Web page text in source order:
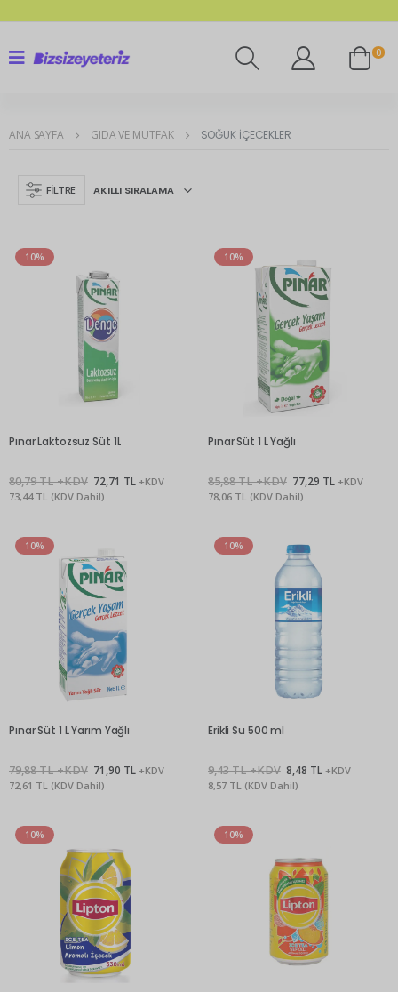
0
ANA SAYFA GIDA VE MUTFAK SOĞUK İÇECEKLER
FILTRE
10%
Pınar Laktozsuz Süt 1L
80,79 TL +KDV 72,71 TL +KDV
73,44 TL (KDV Dahil)
10%
Pınar Süt 1 L Yağlı
85,88 TL +KDV 77,29 TL +KDV
78,06 TL (KDV Dahil)
10%
Pınar Süt 1 L Yarım Yağlı
79,88 TL +KDV 71,90 TL +KDV
72,61 TL (KDV Dahil)
10%
Erikli Su 500 ml
9,43 TL +KDV 8,48 TL +KDV
8,57 TL (KDV Dahil)
10% 10%